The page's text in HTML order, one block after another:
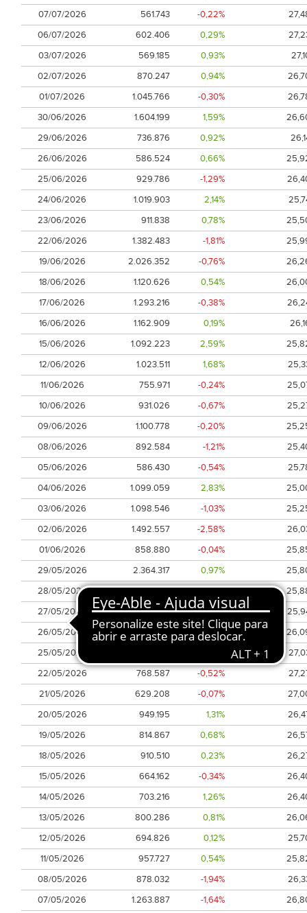
07/07/2026
561.743 -0,22%
06/07/2026
602.406 0,29%
03/07/2026
569.185 0,93%
02/07/2026
870.247 0,94%
01/07/2026
1.045.766 -0,30%
30/06/2026
1.604.199 1,59%
29/06/2026
736.876 0,92%
26/06/2026
586.524 0,66%
25/06/2026
929.786 -1,29%
24/06/2026
1.019.903 2,14%
23/06/2026
911.838 0,78%
22/06/2026
1.382.483 -1,81%
19/06/2026
2.026.352 -0,76%
18/06/2026
1.120.626 0,54%
17/06/2026
1.293.216 -0,38%
16/06/2026
1.162.909 0,19%
15/06/2026
1.092.223 2,59%
12/06/2026
1.023.511 1,68%
11/06/2026
755.971 -0,24%
10/06/2026
931.026 -0,67%
09/06/2026
1.100.778 -0,20%
08/06/2026
892.584 -1,21%
05/06/2026
586.430 -0,54%
04/06/2026
1.099.059 2,83%
03/06/2026
1.098.546 -1,03%
02/06/2026
1.492.557 -2,58%
01/06/2026
858.880 -0,04%
29/05/2026
2.364.317 0,97%
28/05/2026
710.483 -1,11%
27/05/2026
594.623 0,70%
26/05/2026
787.185 -1,03%
25/05/2026
22/05/2026
768.587 -0,52%
21/05/2026
629.208 -0,07%
20/05/2026
949.195 1,31%
19/05/2026
814.867 0,68%
18/05/2026
910.510 0,23%
15/05/2026
664.162 -0,34%
14/05/2026
703.216 1,26%
13/05/2026
800.286 0,81%
12/05/2026
694.826 0,12%
11/05/2026
957.727 0,54%
08/05/2026
878.032 -1,94%
07/05/2026
1.263.887 -1,64%